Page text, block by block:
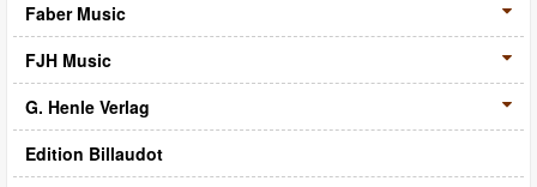
Faber Music
FJH Music
G. Henle Verlag
Edition Billaudot